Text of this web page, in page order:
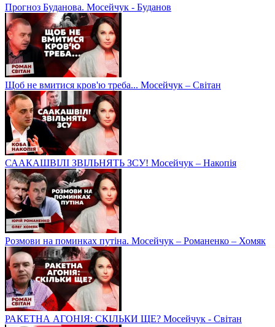
Прогноз Буданова. Мосейчук - Буданов
Щоб не вмитися кров'ю треба... Мосейчук – Світан
СААКАШВІЛІ ЗВІЛЬНЯТЬ ЗСУ! Мосейчук – Накопія
Розмови на поминках путіна. Мосейчук – Романенко – Хомяк
РАКЕТНА АГОНІЯ: СКІЛЬКИ ЩЕ? Мосейчук - Світан